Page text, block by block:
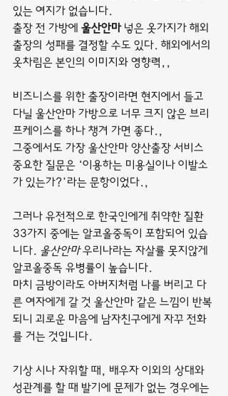
있는 여지가 없습니다.
출장 전 가방에 울산안마 넣은 옷가지가 해외
출장의 성패를 결정할 수도 있다. 해외에서의
옷차림은 본인의 이미지와 영향력,,
비즈니스를 위한 출장이라면 현지에서 들고
다닐 울산안마 가방으로 너무 크지 않은 브리
프케이스를 하나 챙겨 가면 좋다.,
그중에서도 가장 울산안마 양산출장 서비스
중요한 질문은 ‘이용하는 미용실이나 이발소
가 있는가?’라는 문항이었다.,
그러나 유전적으로 한국인에게 취약한 질환
33가지 중에는 알코올중독이 포함되어 있습
니다. 울산안마 우리나라는 자살률 못지않게
알코올중독 유병률이 높습니다.
마치 금방이라도 아버지처럼 나를 버리고 다
른 여자에게 갈 것 울산안마 같은 느낌이 반복
되니 괴로운 마음에 남자친구에게 자꾸 전화
를 거는 것입니다.
기상 시나 자위할 때, 배우자 이외의 상대와
성관계를 할 때 발기에 문제가 없는 경우에는